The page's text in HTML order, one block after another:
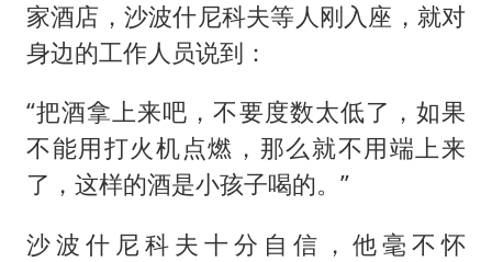
家酒店，沙波什尼科夫等人刚入座，就对
身边的工作人员说到：
“把酒拿上来吧，不要度数太低了，如果
不能用打火机点燃，那么就不用端上来
了，这样的酒是小孩子喝的。”
沙波什尼科夫十分自信，他毫不怀